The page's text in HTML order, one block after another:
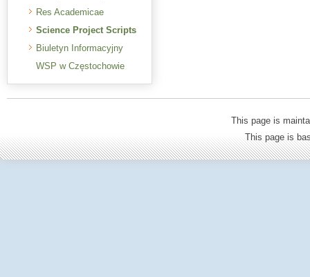
Res Academicae
Science Project Scripts
Biuletyn Informacyjny
WSP w Częstochowie
This page is
This page is